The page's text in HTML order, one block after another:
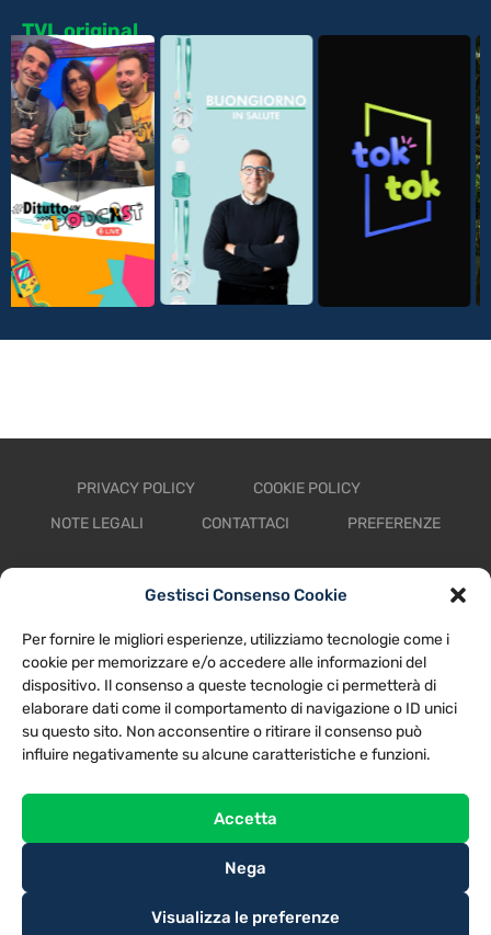
Gestisci Consenso Cookie
Per fornire le migliori esperienze, utilizziamo tecnologie come i
cookie per memorizzare e/o accedere alle informazioni del
dispositivo. Il consenso a queste tecnologie ci permetterà di
elaborare dati come il comportamento di navigazione o ID unici
su questo sito. Non acconsentire o ritirare il consenso può
influire negativamente su alcune caratteristiche e funzioni.
Accetta
Nega
Visualizza le preferenze
TVL original
PRIVACY POLICY
COOKIE POLICY
NOTE LEGALI
CONTATTACI PREFERENZE
TV LIBERA S.P.A.
Via Monteleonese 95/21 – 51100 Pistoia (PT)
Tel. 0573.9136 / Fax 0573.913615
TV LIBERA S.P.A.– Tutti i diritti riservati. Powered by